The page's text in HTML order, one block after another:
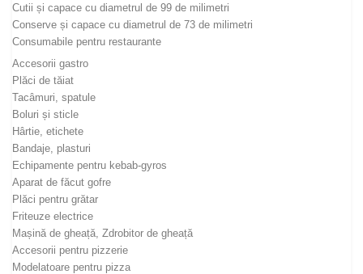
Cutii și capace cu diametrul de 99 de milimetri
Conserve și capace cu diametrul de 73 de milimetri
Consumabile pentru restaurante
Accesorii gastro
Plăci de tăiat
Tacâmuri, spatule
Boluri și sticle
Hârtie, etichete
Bandaje, plasturi
Echipamente pentru kebab-gyros
Aparat de făcut gofre
Plăci pentru grătar
Friteuze electrice
Mașină de gheață, Zdrobitor de gheață
Accesorii pentru pizzerie
Modelatoare pentru pizza